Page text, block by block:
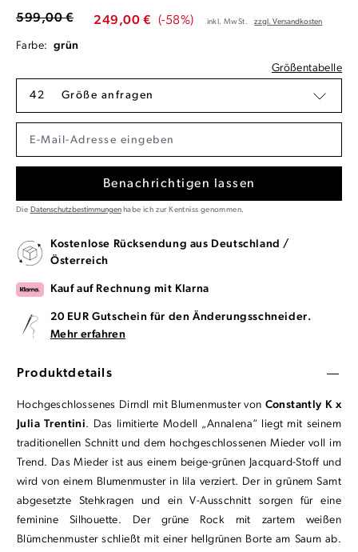
249,00 € (-58%)
599,00 € inkl. MwSt. zzgl. Versandkosten
Farbe: grün
Größentabelle
42 Größe anfragen
Benachrichtigen lassen
Die Datenschutzbestimmungenhabe ich zur Kentniss genommen.
Kostenlose Rücksendung aus Deutschland /
Österreich
Kauf auf Rechnung mit Klarna
20 EUR Gutschein für den Änderungsschneider.
Mehr erfahren
Produktdetails
Hochgeschlossenes Dirndl mit Blumenmuster von Constantly K x
Julia Trentini. Das limitierte Modell „Annalena“ liegt mit seinem
traditionellen Schnitt und dem hochgeschlossenen Mieder voll im
Trend. Das Mieder ist aus einem beige-grünen Jacquard-Stoff und
wird von einem Blumenmuster in lila verziert. Der in grünem Samt
abgesetzte Stehkragen und ein V-Ausschnitt sorgen für eine
feminine Silhouette. Der grüne Rock mit zartem weißen
Blümchenmuster schließt mit einer hellgrünen Borte am Saum ab.